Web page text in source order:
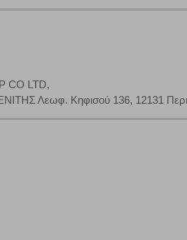
CO LTD,
Λεωφ. Κηφισού 136, 12131
κατηγορία cookies, δεν θα
για την επισκεψιμότητα του
και να βλέπουμε την
την αποδοχή αυτής της
του ιστότοπου και ενεργοποιημένη.